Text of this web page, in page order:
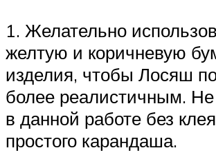
1. Желательно
желтую и коричневую
изделия, чтобы Лосяш
более реалистичным.
в данной работе без
простого карандаша.